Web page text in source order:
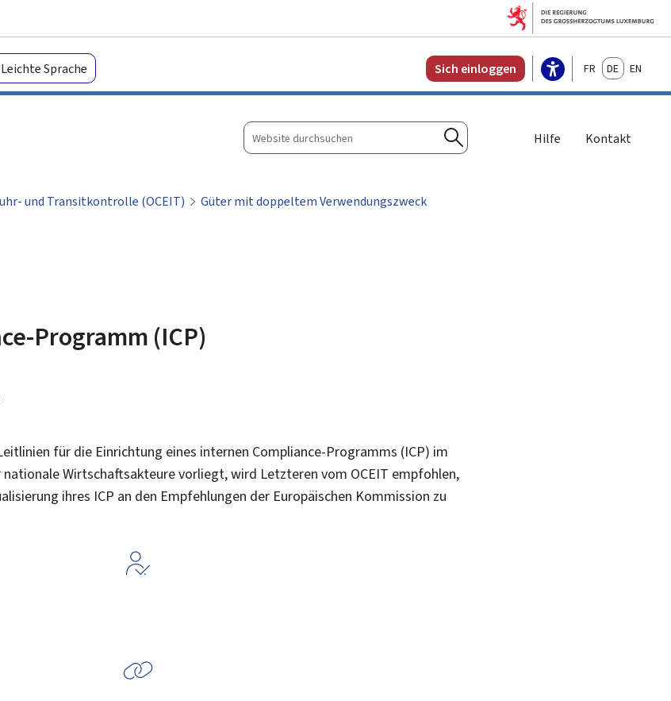
Leichte Sprache Sich einloggen FrançaisDeutschEnglish
Website
durchsuchen
Suchen
Hilfe Kontakt
und Transitkontrolle (OCEIT)
Güter mit doppeltem Verwendungszweck
Programm (ICP)
für die Einrichtung eines internen Compliance-Programms (ICP) im
Wirtschaftsakteure vorliegt, wird Letzteren vom OCEIT empfohlen,
ihres ICP an den Empfehlungen der Europäischen Kommission zu